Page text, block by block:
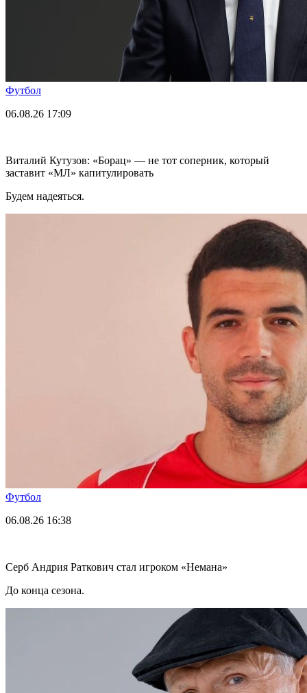
Футбол
06.08.26 17:09
Виталий Кутузов: «Борац» — не тот соперник, который
заставит «МЛ» капитулировать
Будем надеяться.
Футбол
06.08.26 16:38
Серб Андрия Раткович стал игроком «Немана»
До конца сезона.